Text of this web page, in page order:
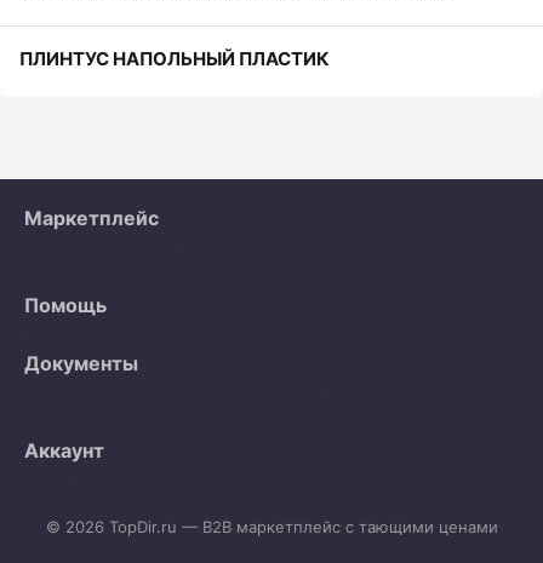
ПЛИНТУС НАПОЛЬНЫЙ ПЛАСТИК
Маркетплейс
Помощь
Документы
Аккаунт
© 2026 TopDir.ru — B2B маркетплейс с тающими ценами